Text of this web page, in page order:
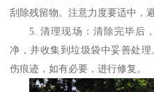
刮除残留物。注意力度要适中，
5.清理现场：清除完毕后
净，并收集到垃圾袋中妥善处
伤痕迹，如有必要，进行修复。